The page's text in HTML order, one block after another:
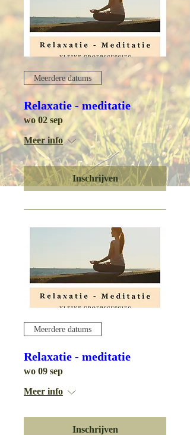
Meerdere datums
Relaxatie - meditatie
wo 02 sep
Meer info
Inschrijven
Meerdere datums
Relaxatie - meditatie
wo 09 sep
Meer info
Inschrijven